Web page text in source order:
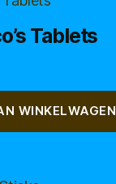
Tablets
WINKELWAGEN